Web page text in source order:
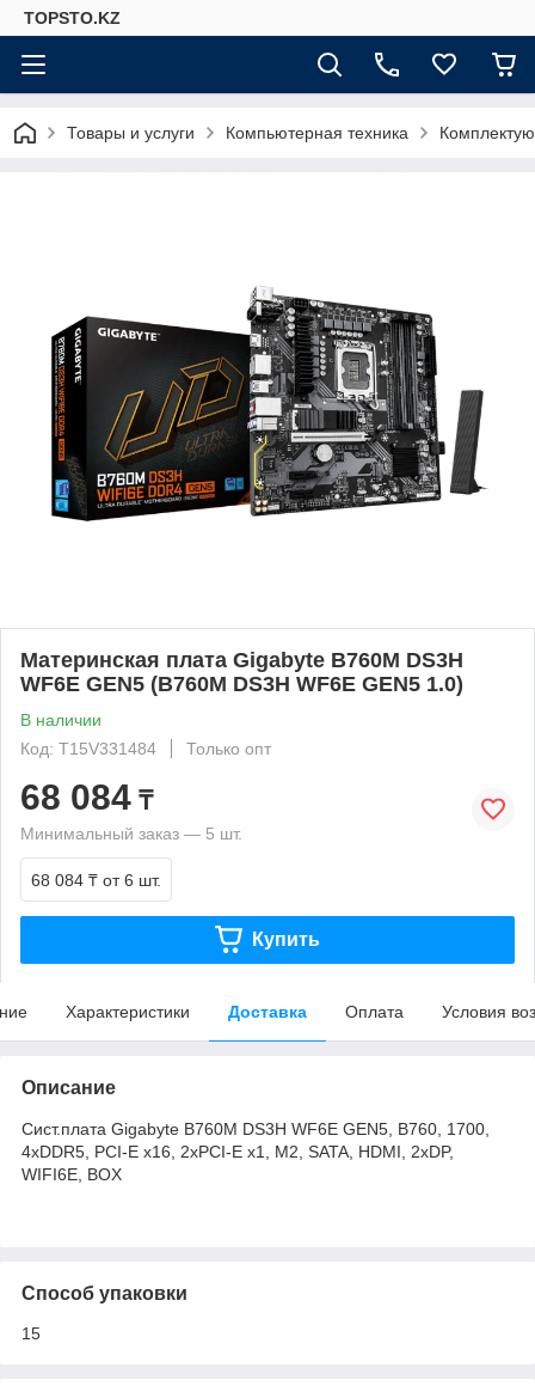
TOPSTO.KZ
Товары и услуги Компьютерная техника
Материнская плата Gigabyte B760M DS3H
WF6E GEN5 (B760M DS3H WF6E GEN5 1.0)
В наличии
Код: T15V331484
Только опт
68 084 ₸
Минимальный заказ — 5 шт.
68 084 ₸ от 6 шт.
Купить
Характеристики Доставка Оплата Условия
Описание
Сист.плата Gigabyte B760M DS3H WF6E GEN5, B760, 1700,
4xDDR5, PCI-E x16, 2xPCI-E x1, M2, SATA, HDMI, 2xDP,
WIFI6E, BOX
Способ упаковки
15